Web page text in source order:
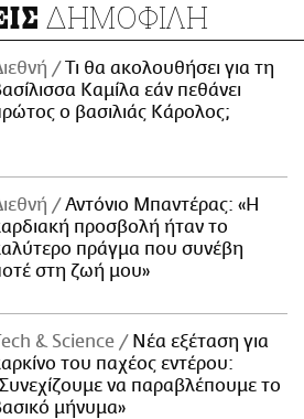
ΔΗΜΟΦΙΛΗ
Τι θα ακολουθήσει για τη
Καμίλα εάν πεθάνει
ο βασιλιάς Κάρολος;
Αντόνιο Μπαντέρας: «Η
προσβολή ήταν το
πράγμα που συνέβη
στη ζωή μου»
& Science
Νέα εξέταση για
του παχέος εντέρου:
να παραβλέπουμε το
μήνυμα»